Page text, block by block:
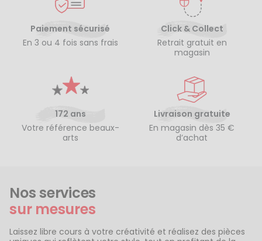
Paiement sécurisé
En 3 ou 4 fois sans frais
Click & Collect
Retrait gratuit en
magasin
172 ans
Votre référence beaux-
arts
Livraison gratuite
En magasin dès 35 €
d’achat
Nos services
sur mesures
Laissez libre cours à votre créativité et réalisez des pièces